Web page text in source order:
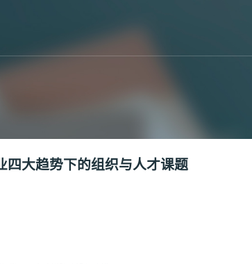
四大趋势下的组织与人才课题